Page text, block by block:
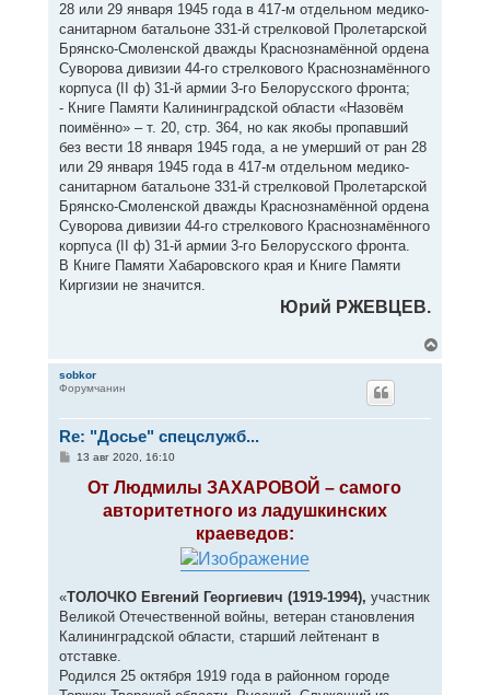
28 или 29 января 1945 года в 417-м отдельном медико-
санитарном батальоне 331-й стрелковой Пролетарской
Брянско-Смоленской дважды Краснознамённой ордена
Суворова дивизии 44-го стрелкового Краснознамённого
корпуса (II ф) 31-й армии 3-го Белорусского фронта;
- Книге Памяти Калининградской области «Назовём
поимённо» – т. 20, стр. 364, но как якобы пропавший
без вести 18 января 1945 года, а не умерший от ран 28
или 29 января 1945 года в 417-м отдельном медико-
санитарном батальоне 331-й стрелковой Пролетарской
Брянско-Смоленской дважды Краснознамённой ордена
Суворова дивизии 44-го стрелкового Краснознамённого
корпуса (II ф) 31-й армии 3-го Белорусского фронта.
В Книге Памяти Хабаровского края и Книге Памяти
Киргизии не значится.
Юрий РЖЕВЦЕВ.
sobkor
Форумчанин
Re: "Досье" спецслужб...
С13 авг 2020, 16:10
От Людмилы ЗАХАРОВОЙ – самого
авторитетного из ладушкинских
краеведов:
«ТОЛОЧКО Евгений Георгиевич (1919-1994), участник
Великой Отечественной войны, ветеран становления
Калининградской области, старший лейтенант в
отставке.
Родился 25 октября 1919 года в районном городе